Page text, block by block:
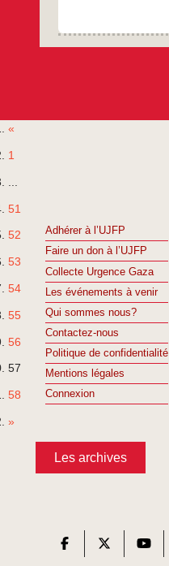
«
1
51
52
53
54
55
56
57
58
»
Adhérer à l’UJFP
Faire un don à l’UJFP
Collecte Urgence Gaza
Les événements à venir
Qui sommes nous?
Contactez-nous
Politique de confidentialité
Mentions légales
Connexion
Les archives